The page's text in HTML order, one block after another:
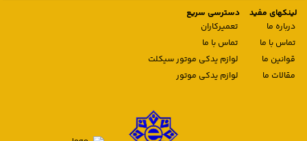
لینکهای مفید
درباره ما
تماس با ما
قوانین ما
مقالات ما
دسترسی سریع
تعمیرکاران
تماس با ما
لوازم یدکی موتور سیکلت
لوازم یدکی موتور